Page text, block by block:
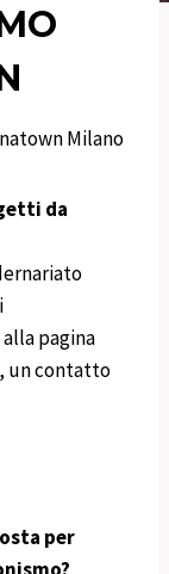
Milano
da
pagina
un contatto
per